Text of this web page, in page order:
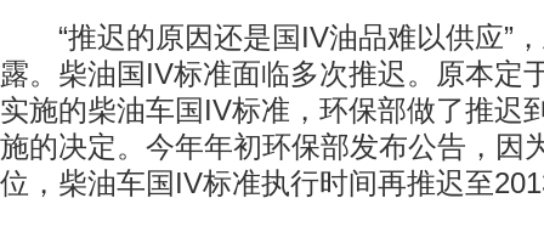
“推迟的原因还是国IV油品难以供应”
露。柴油国IV标准面临多次推迟。原本定
实施的柴油车国IV标准，环保部做了推迟
施的决定。今年年初环保部发布公告，因
位，柴油车国IV标准执行时间再推迟至